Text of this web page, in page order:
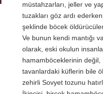
müstahzarları, jeller ve
tuzakları göz ardı
şeklinde böcek
Ve bunun kendi mantığı
olarak, eski okulun
hamamböceklerinin değil,
tavanlardaki küflerin bile
zehirli Sovyet tozunu